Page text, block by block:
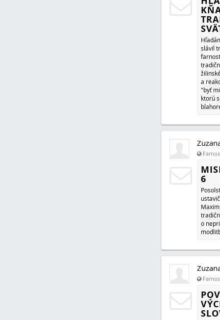
slávil
a
"byť
ktorú
6
o